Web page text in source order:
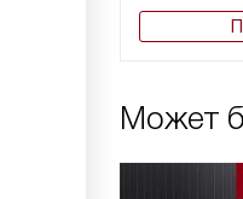
Может